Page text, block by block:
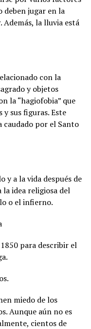
deben jugar en la
la lluvia está
con la
y objetos
la “hagiofobia” que
y sus figuras. Este
por el Santo
y a la vida después de
la idea religiosa del
o el infierno.
para describir el
miedo de los
Aunque aún no es
cientos de